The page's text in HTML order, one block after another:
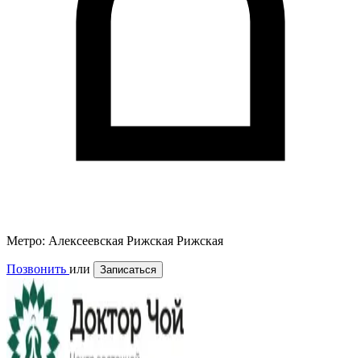
Метро: Алексеевская Рижская Рижская
Позвонить или Записаться